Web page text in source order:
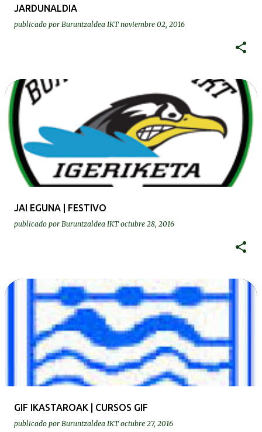
JARDUNALDIA
publicado por Buruntzaldea IKT noviembre 02, 2016
JAI EGUNA | FESTIVO
publicado por Buruntzaldea IKT octubre 28, 2016
GIF IKASTAROAK | CURSOS GIF
publicado por Buruntzaldea IKT octubre 27, 2016